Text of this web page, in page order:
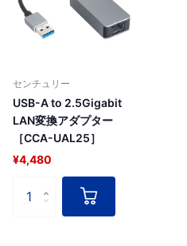
センチュリー
USB-A to 2.5Gigabit
LAN変換アダプター
［CCA-UAL25］
¥4,480